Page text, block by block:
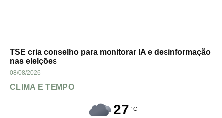
TSE cria conselho para monitorar IA e desinformação
nas eleições
08/08/2026
CLIMA E TEMPO
27 °C